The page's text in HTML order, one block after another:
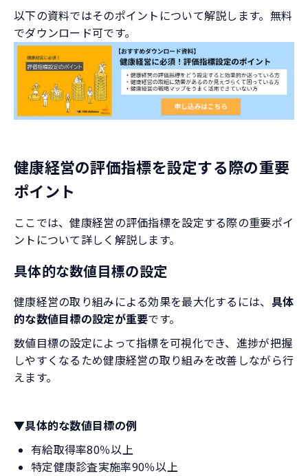
以下の資料ではそのポイントについて解説します。無料
でダウンロード可です。
健康経営の評価指標を設定する際の重要
ポイント
ここでは、健康経営の評価指標を設定する際の重要ポイ
ントについて詳しく解説します。
具体的な数値目標の設定
健康経営の取り組みによる効果を最大化するには、 具体
的な数値目標の設定が重要です。
数値目標の設定によって指標を可視化でき、進捗が把握
しやすくなるため健康経営の取り組みを改善しながら行
えます。
▼具体的な数値目標の例
有給取得率80％以上
特定健康診査実施率90％以上